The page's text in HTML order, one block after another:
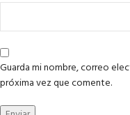
Guarda mi nombre, correo
próxima vez que comente.